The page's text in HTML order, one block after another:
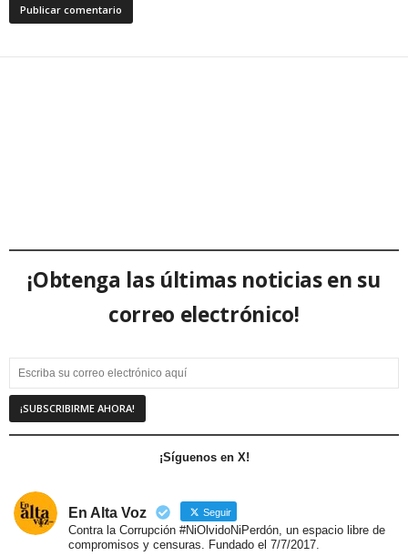
¡Obtenga las últimas noticias en su
correo electrónico!
¡Síguenos en X!
En Alta Voz Seguir
Contra la Corrupción #NiOlvidoNiPerdón, un espacio libre de
compromisos y censuras. Fundado el 7/7/2017.